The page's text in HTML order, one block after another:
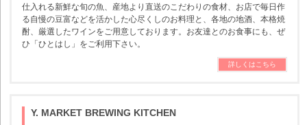
仕入れる新鮮な旬の魚、産地より直送のこだわりの食材、お店で毎日作
る自慢の豆富などを活かした心尽くしのお料理と、各地の地酒、本格焼
酎、厳選したワインをご用意しております。お友達とのお食事にも、ぜ
ひ「ひとはし」をご利用下さい。
詳しくはこちら
Y. MARKET BREWING KITCHEN